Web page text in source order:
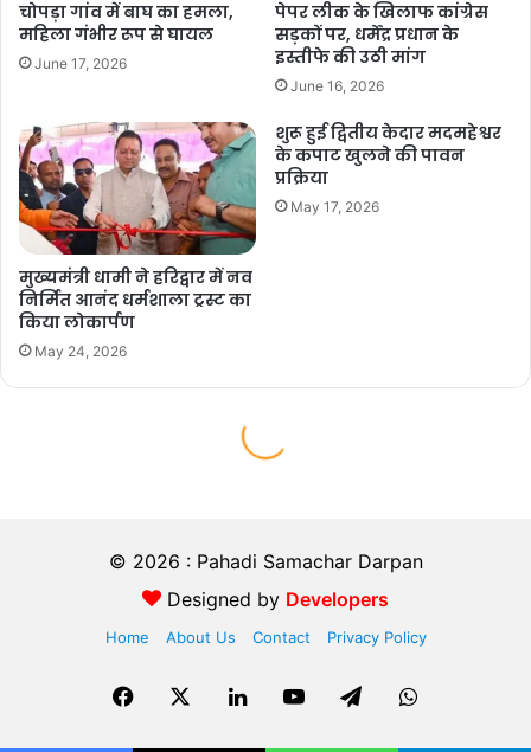
© 2026 : Pahadi Samachar Darpan
Designed by Developers
Home About Us Contact Privacy Policy
Facebook LinkedInYouTubeTelegramWhatsApp